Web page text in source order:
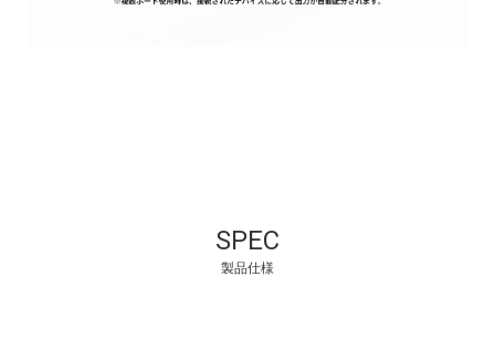
SPEC
製品仕様